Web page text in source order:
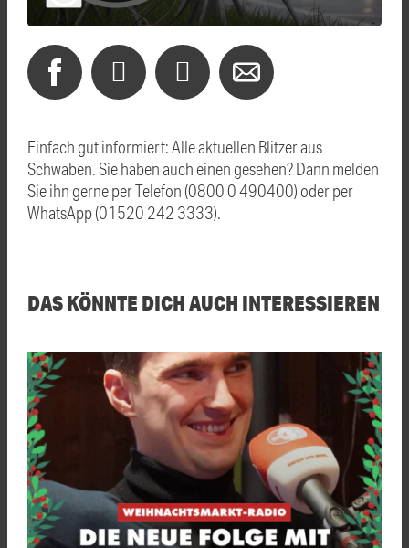
Einfach gut informiert: Alle aktuellen Blitzer aus
Schwaben. Sie haben auch einen gesehen? Dann melden
Sie ihn gerne per Telefon (0800 0 490400) oder per
WhatsApp (01520 242 3333).
DAS KÖNNTE DICH AUCH INTERESSIEREN